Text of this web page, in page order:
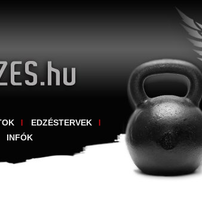
EDZÉSTERVEK
INFÓK